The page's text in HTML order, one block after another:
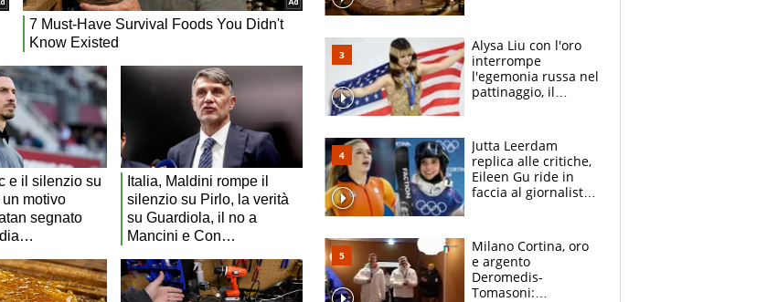
di fondo
Alysa Liu con l'oro
interrompe
l'egemonia russa nel
pattinaggio, il
presidente Donald
Trump
Jutta Leerdam
replica alle critiche,
Eileen Gu ride in
faccia al giornalista:
Milano Cortina, oro
e argento
Deromedis-
Tomasoni: